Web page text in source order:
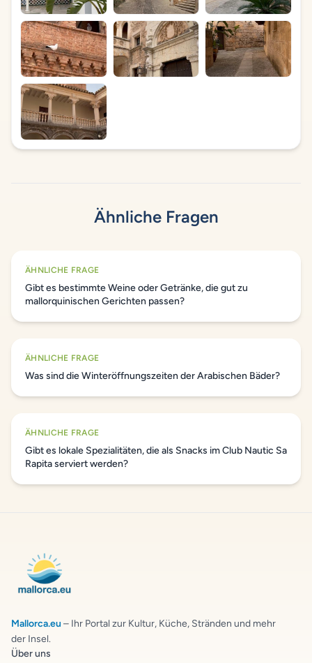
Ähnliche Fragen
ÄHNLICHE FRAGE
Gibt es bestimmte Weine oder Getränke, die gut zu
mallorquinischen Gerichten passen?
ÄHNLICHE FRAGE
Was sind die Winteröffnungszeiten der Arabischen Bäder?
ÄHNLICHE FRAGE
Gibt es lokale Spezialitäten, die als Snacks im Club Nautic Sa
Rapita serviert werden?
Mallorca.eu – Ihr Portal zur Kultur, Küche, Stränden und mehr
der Insel.
Über uns